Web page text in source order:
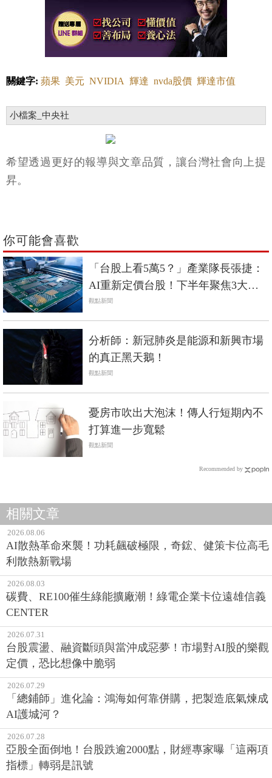
關鍵字: 蘋果 美元 NVIDIA 輝達 nvda股價 輝達市值
小檔案_中央社
希望透過更好的報導與文章品質，讓台灣社會向上提
昇。
你可能會喜歡
「台股上看5萬5？」產業隊長張捷：
AI重新定價台股！下半年聚焦3大關
鍵零組件
觀點新聞
分析師：新冠肺炎是能源和新興市場
的真正黑天鵝！
觀點新聞
憂房市吹出大泡沫！傳人行短期內不
打算進一步寬鬆
觀點新聞
Recommended by
相關文章
2026.08.06
AI散熱革命來襲！功耗飆破極限，奇鋐、健策卡位高毛
利散熱新戰場
2026.08.03
碳費、RE100催生綠能擴廠潮！綠電企業卡位遠雄信義
CENTER
2026.07.31
台股震盪、融資斷頭與當沖成惡夢！市場對AI股的樂觀
定價，恐比想像中脆弱
2026.07.29
「總鋪師」進化論：鴻海如何靠併購，把製造底氣煉成
AI護城河？
2026.07.28
亞股全面倒地！台股跌逾2000點，財經專家曝「這兩項
指標」轉弱是訊號